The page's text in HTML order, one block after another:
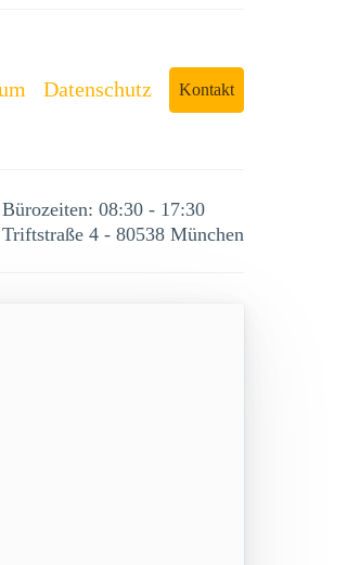
Datenschutz Kontakt
Bürozeiten: 08:30 - 17:30
Triftstraße 4 - 80538 München